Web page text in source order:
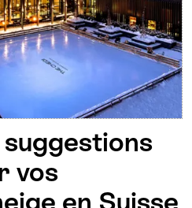
vos
en Suisse